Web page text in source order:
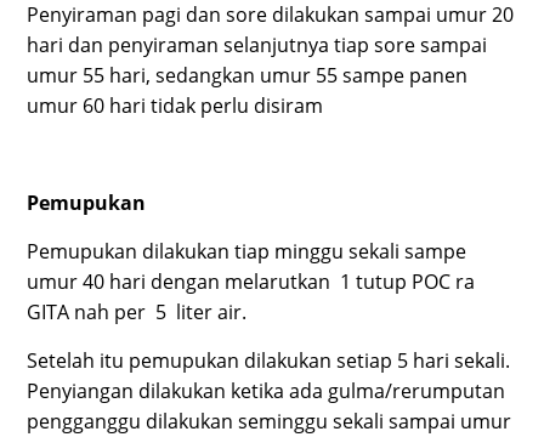
Penyiraman pagi dan sore dilakukan sampai umur 20
hari dan penyiraman selanjutnya tiap sore sampai
umur 55 hari, sedangkan umur 55 sampe panen
umur 60 hari tidak perlu disiram
Pemupukan
Pemupukan dilakukan tiap minggu sekali sampe
umur 40 hari dengan melarutkan 1 tutup POC ra
GITA nah per 5 liter air.
Setelah itu pemupukan dilakukan setiap 5 hari sekali.
Penyiangan dilakukan ketika ada gulma/rerumputan
pengganggu dilakukan seminggu sekali sampai umur